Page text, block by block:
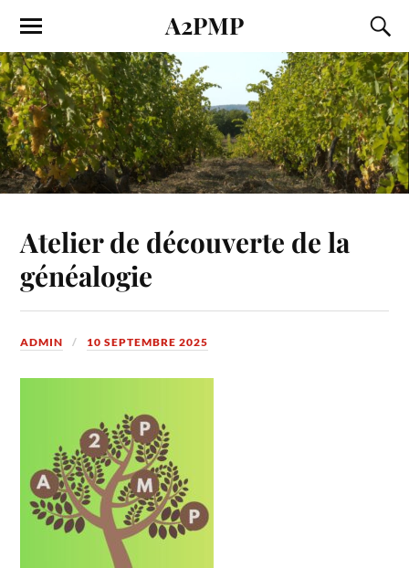
A2PMP
Atelier de découverte de la
généalogie
ADMIN 10 SEPTEMBRE 2025